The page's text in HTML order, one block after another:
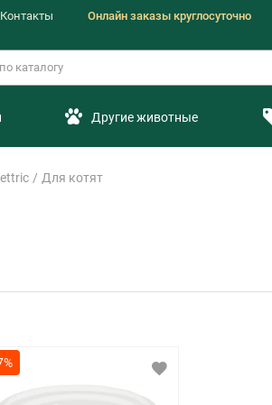
Контакты Онлайн заказы круглосуточно
Другие животные
Для котят